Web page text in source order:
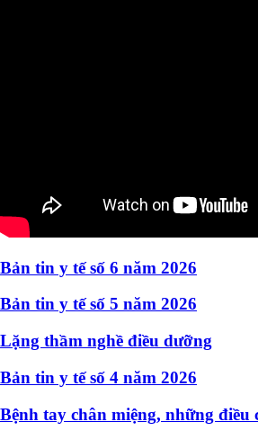
Bản tin y tế số 6 năm 2026
Bản tin y tế số 5 năm 2026
Lặng thầm nghề điều dưỡng
Bản tin y tế số 4 năm 2026
Bệnh tay chân miệng, những điều